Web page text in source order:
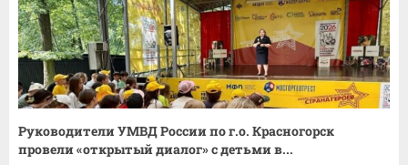
Руководители УМВД России по г.о. Красногорск
провели «открытый диалог» с детьми в...